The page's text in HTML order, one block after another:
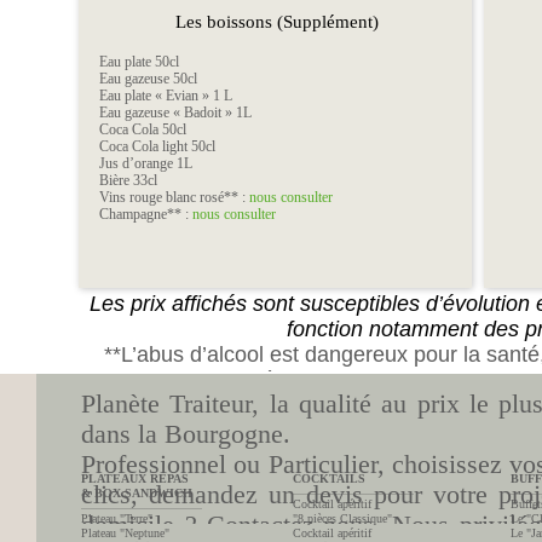
Les prix affichés sont susceptibles
fonction notamment des
**L’abus d’alcool est dangereux pour la
*** Sur les 3 premières commandesquelque
HT à partir de 10
Les boissons (Supplément)
Eau plate 50cl
Eau gazeuse 50cl
Eau plate « Evian » 1 L
Eau gazeuse « Badoit » 1L
Coca Cola 50cl
Coca Cola light 50cl
Jus d’orange 1L
Bière 33cl
Vins rouge blanc rosé** : nous consulter
Champagne** : nous consulter
Le
Le
COCKTAILS
..................................................
Cocktail apéritif
"8 pièces Classique"
Cocktail apéritif
PLATEAUX REPAS
& BOX SANDWICH
..................................................
Plateau "Terre"
Plateau "Neptune"
Planète Traiteur, la qualité au prix le
dans la Bourgogne.
Professionnel ou Particulier, choisissez
clics, demandez un devis pour votre
domicile ? Contactez-nous. Nous